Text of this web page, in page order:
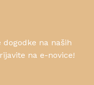
na naših
na e-novice!